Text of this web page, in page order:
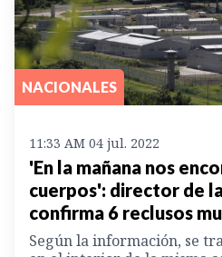
NACIONALES
11:33 AM 04 jul. 2022
'En la mañana nos
cuerpos': director de
confirma 6 reclusos
Según la información, se